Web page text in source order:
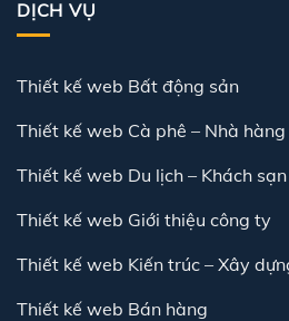
DỊCH VỤ
Thiết kế web Bất động sản
Thiết kế web Cà phê – Nhà hàng
Thiết kế web Du lịch – Khách sạn
Thiết kế web Giới thiệu công ty
Thiết kế web Kiến trúc – Xây
Thiết kế web Bán hàng